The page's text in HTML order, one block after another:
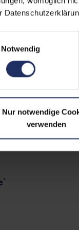
Notwendig
Nur notwendige
verwenden